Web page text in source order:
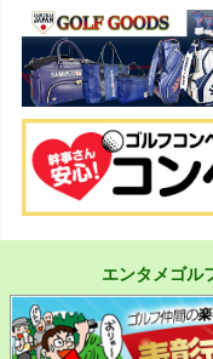
エンタメゴル